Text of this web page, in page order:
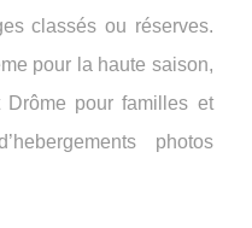
classés ou réserves.
pour la haute saison,
pour familles et
photos